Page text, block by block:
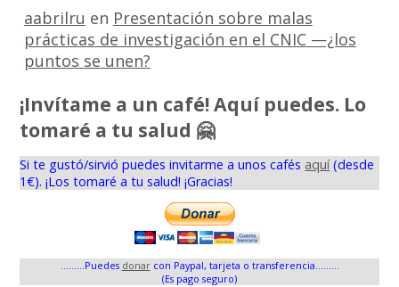
aabrilru en Presentación sobre malas
prácticas de investigación en el CNIC —¿los
puntos se unen?
¡Invítame a un café! Aquí puedes. Lo
tomaré a tu salud 🤗
Si te gustó/sirvió puedes invitarme a unos cafés aquí(desde
1€). ¡Los tomaré a tu salud! ¡Gracias!
.........Puedes donarcon Paypal, tarjeta o transferencia.........
(Es pago seguro)